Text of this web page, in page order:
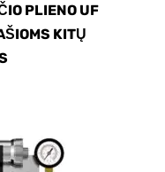
PLIENO UF
KITŲ